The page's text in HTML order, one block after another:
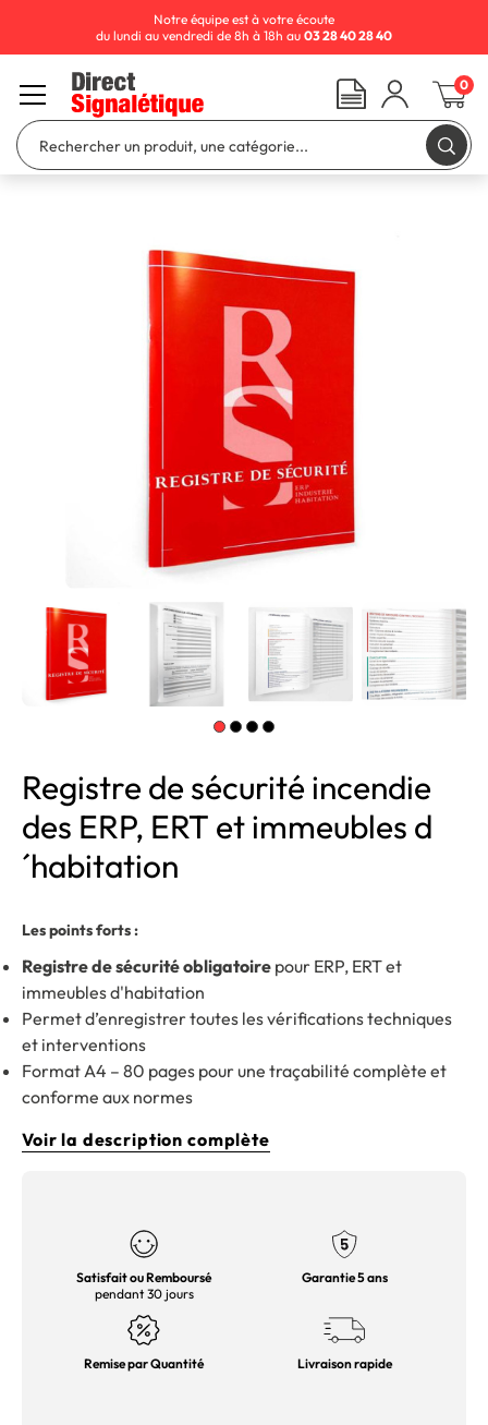
Registre de sécurité incendie
des ERP, ERT et immeubles d
´habitation
Les points forts :
Registre de sécurité obligatoire pour ERP, ERT et
immeubles d'habitation
Permet d’enregistrer toutes les vérifications techniques
et interventions
Format A4 – 80 pages pour une traçabilité complète et
conforme aux normes
Voir la description complète
Satisfait ou Remboursé
pendant 30 jours
Garantie 5 ans
Remise par Quantité Livraison rapide
Notre équipe est à votre écoute
du lundi au vendredi de 8h à 18h au 03 28 40 28 40
0